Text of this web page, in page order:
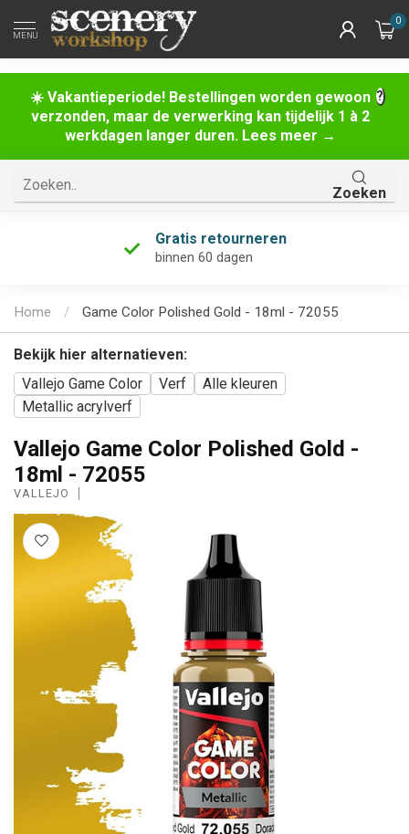
☀️ Vakantieperiode! Bestellingen worden gewoon
verzonden, maar de verwerking kan tijdelijk 1 à 2
werkdagen langer duren. Lees meer →
MENU
0
Zoeken
Gratis retourneren
binnen 60 dagen
Home / Game Color Polished Gold - 18ml - 72055
Bekijk hier alternatieven:
Vallejo Game Color
Verf
Alle kleuren
Metallic acrylverf
Vallejo Game Color Polished Gold -
18ml - 72055
VALLEJO